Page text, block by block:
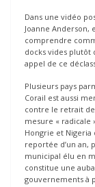
Dans une vidéo
Joanne Anderson,
comprendre
docks vides plutôt
appel de ce
Plusieurs pays
Corail est aussi
contre le retrait de
mesure « radicale
Hongrie et Nigeria
reportée d’un an,
municipal élu en
constitue une
gouvernements à